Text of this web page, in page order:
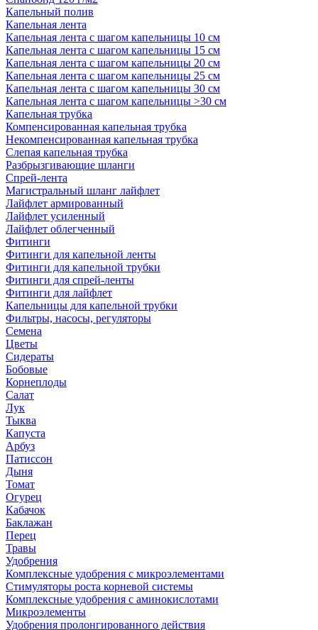
Капельный полив
Капельная лента
Капельная лента с шагом капельницы 10 см
Капельная лента с шагом капельницы 15 см
Капельная лента с шагом капельницы 20 см
Капельная лента с шагом капельницы 25 см
Капельная лента с шагом капельницы 30 см
Капельная лента с шагом капельницы >30 см
Капельная трубка
Компенсированная капельная трубка
Некомпенсированная капельная трубка
Слепая капельная трубка
Разбрызгивающие шланги
Спрей-лента
Магистральный шланг лайфлет
Лайфлет армированный
Лайфлет усиленный
Лайфлет облегченный
Фитинги
Фитинги для капельной ленты
Фитинги для капельной трубки
Фитинги для спрей-ленты
Фитинги для лайфлет
Капельницы для капельной трубки
Фильтры, насосы, регуляторы
Семена
Цветы
Сидераты
Бобовые
Корнеплоды
Салат
Лук
Тыква
Капуста
Арбуз
Патиссон
Дыня
Томат
Огурец
Кабачок
Баклажан
Перец
Травы
Удобрения
Комплексные удобрения с микроэлементами
Стимуляторы роста корневой системы
Комплексные удобрения с аминокислотами
Микроэлементы
Удобрения пролонгированного действия